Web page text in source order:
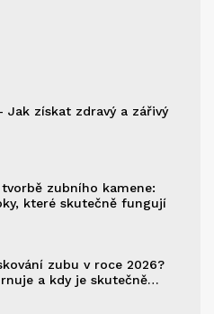
Jak získat zdravý a zářivý
zubního kamene:
které skutečně fungují
zubu v roce 2026?
a kdy je skutečně